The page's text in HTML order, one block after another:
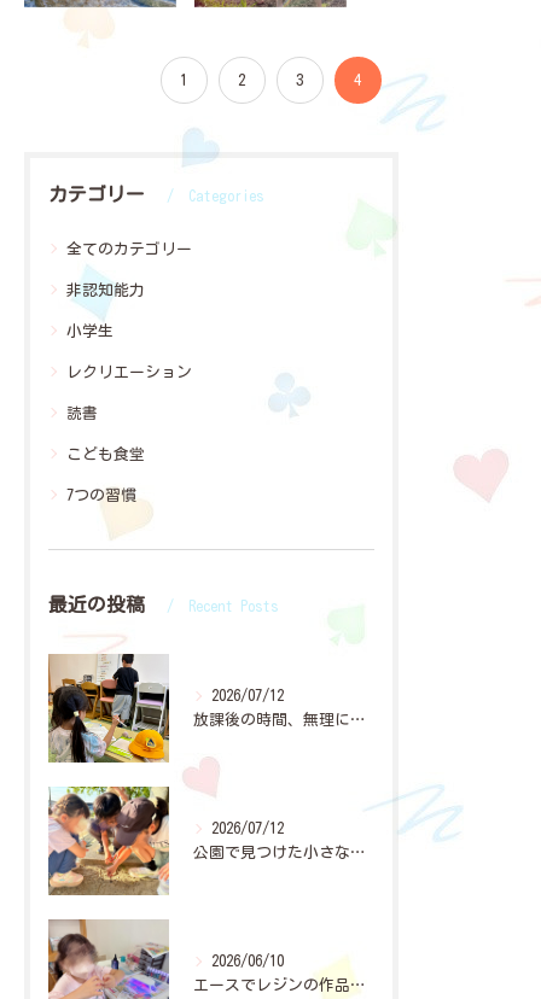
1 2 3 4
カテゴリー Categories
全てのカテゴリー
非認知能力
小学生
レクリエーション
読書
こども食堂
7つの習慣
最近の投稿 Recent Posts
2026/07/12
放課後の時間、無理に「宿題やって」と言わなくても大丈夫👌✨
2026/07/12
公園で見つけた小さな穴。
2026/06/10
エースでレジンの作品作りに夢中になっている子どもたちが増えて...